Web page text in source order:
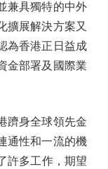
兼具獨特的中外
擴展解決方案又
為香港正日益成
金部署及國際業
身全球領先金
通性和一流的機
許多工作，期望